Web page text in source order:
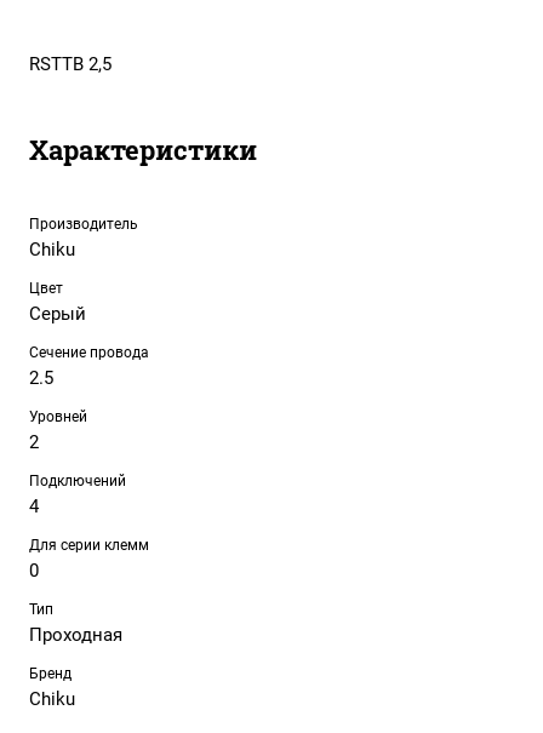
RSTTB 2,5
Характеристики
Производитель
Chiku
Цвет
Серый
Сечение провода
2.5
Уровней
2
Подключений
4
Для серии клемм
0
Тип
Проходная
Бренд
Chiku